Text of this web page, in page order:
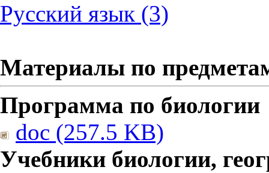
Русский язык (3)
Материалы по
Программа по биологии
doc (257.5 KB)
Учебники биологии,